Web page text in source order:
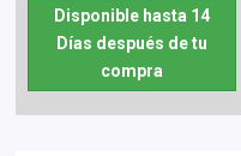
Disponible hasta 14
Días después de tu
compra